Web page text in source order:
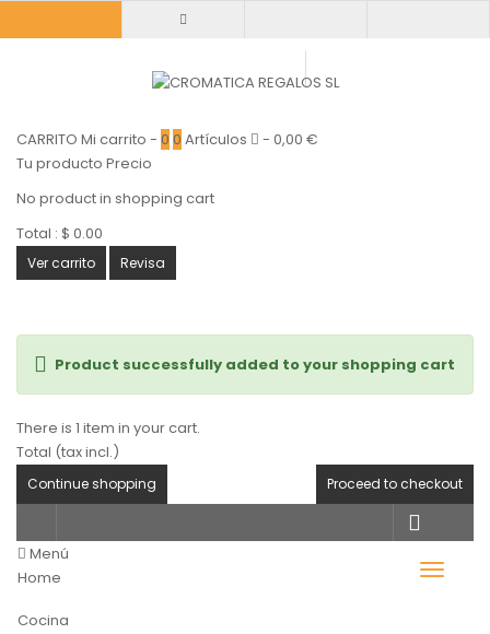
CARRITO Mi carrito - 0 0 Artículos - 0,00 €
Tu producto Precio
No product in shopping cart
Total : $ 0.00
Ver carrito Revisa
Product successfully added to your shopping cart
There is 1 item in your cart.
Total (tax incl.)
Continue shopping
Proceed to checkout
categorias
Menú
Home
Cocina